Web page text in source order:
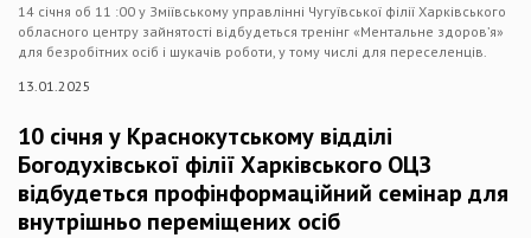
14 січня об 11 :00 у Зміївському управлінні Чугуївської філії Харківського
обласного центру зайнятості відбудеться тренінг «Ментальне здоров’я»
для безробітних осіб і шукачів роботи, у тому числі для переселенців.
13.01.2025
10 січня у Краснокутському відділі
Богодухівської філії Харківського ОЦЗ
відбудеться профінформаційний семінар для
внутрішньо переміщених осіб